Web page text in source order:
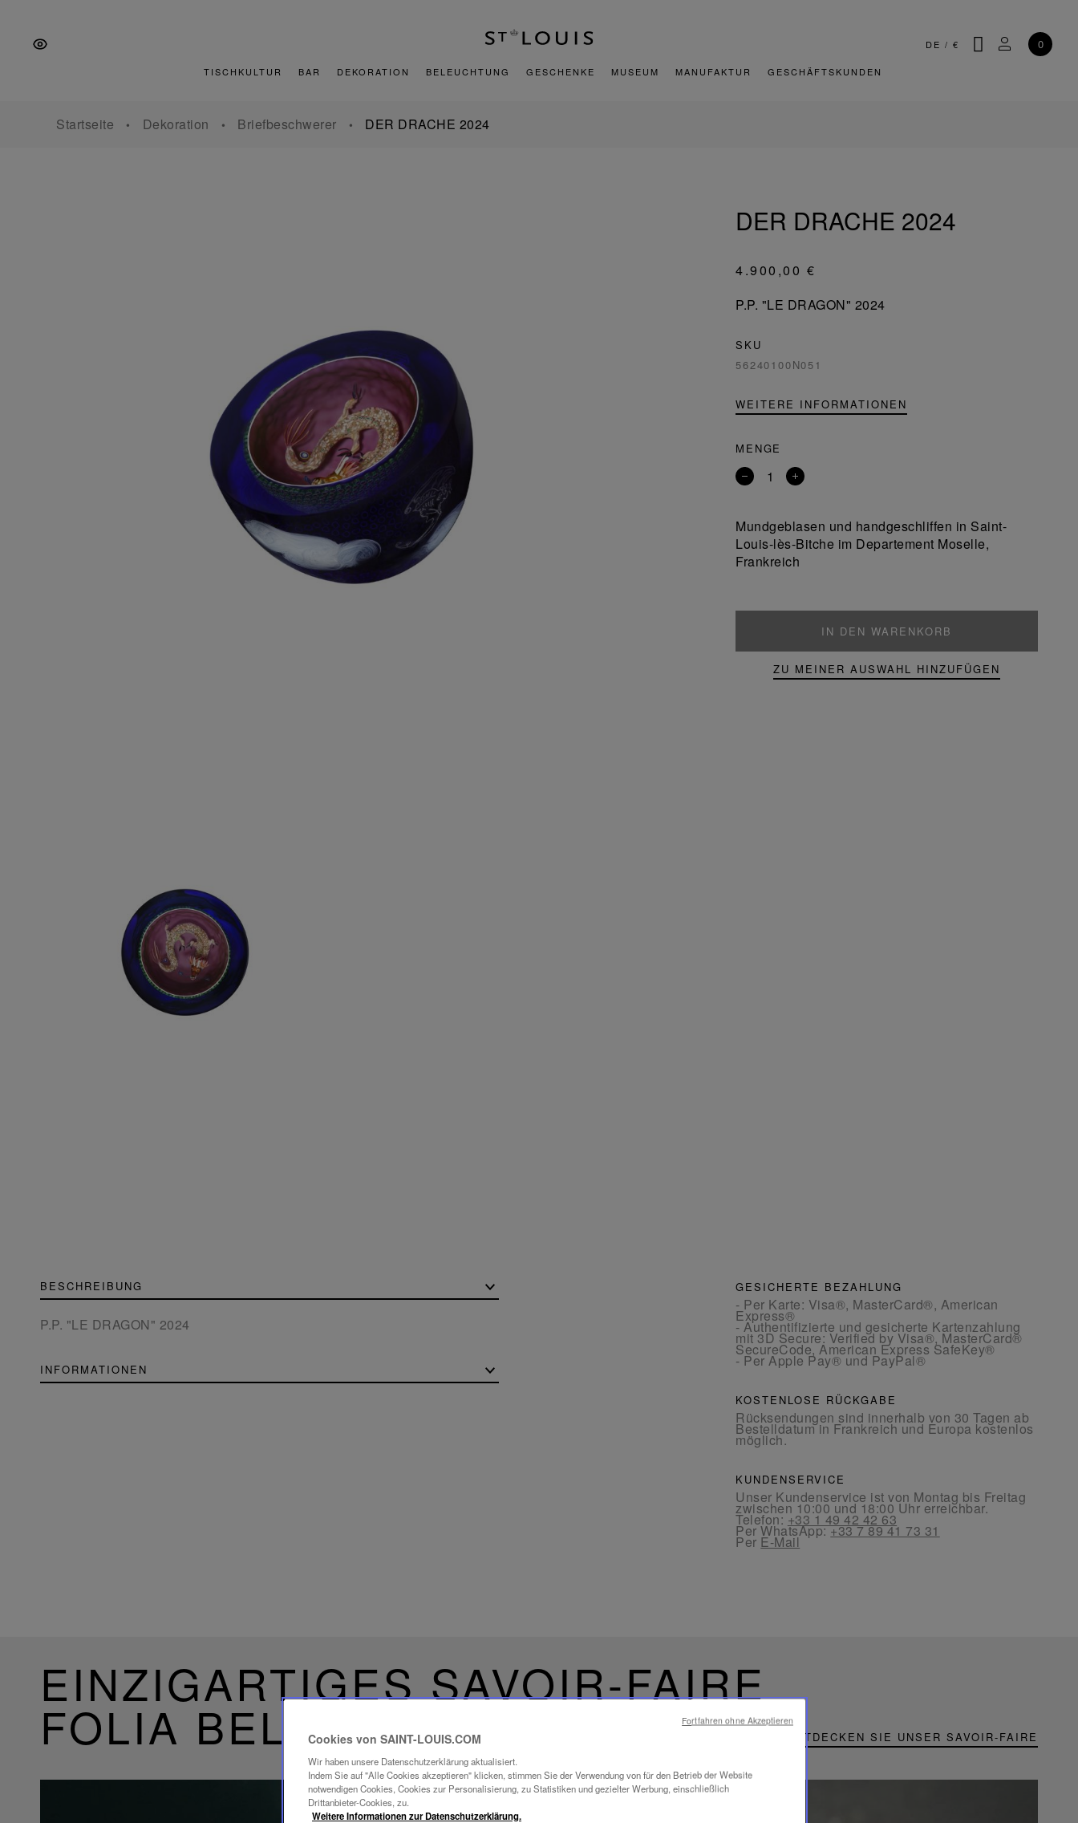
springen
springen
springen
DE / € SUCHEMEIN
0
TISCHKULTUR BAR DEKORATION BELEUCHTUNG GESCHENKE MUSEUM MANUFAKTUR GESCHÄFTSKUNDEN
Startseite Dekoration Briefbeschwerer DER DRACHE 2024
DER DRACHE 2024
4.900,00 €
P.P. "LE DRAGON" 2024
SKU
56240100N051
WEITERE INFORMATIONEN
MENGE
Entfernen
Produkt
Ein
Mundgeblasen und handgeschliffen in Saint-
Louis-lès-Bitche im Departement Moselle,
Frankreich
IN DEN WARENKORB
ZU MEINER AUSWAHL HINZUFÜGEN
BESCHREIBUNG
P.P. "LE DRAGON" 2024
INFORMATIONEN
GESICHERTE BEZAHLUNG
- Per Karte: Visa®, MasterCard®, American
Express®
- Authentifizierte und gesicherte Kartenzahlung
mit 3D Secure: Verified by Visa®, MasterCard®
SecureCode, American Express SafeKey®
- Per Apple Pay® und PayPal®
KOSTENLOSE RÜCKGABE
Rücksendungen sind innerhalb von 30 Tagen ab
Bestelldatum in Frankreich und Europa kostenlos
möglich.
KUNDENSERVICE
Unser Kundenservice ist von Montag bis Freitag
zwischen 10:00 und 18:00 Uhr erreichbar.
Telefon:+33 1 49 42 42 63
Per WhatsApp:+33 7 89 41 73 31
Per E-Mail
EINZIGARTIGES SAVOIR-FAIRE
FOLIA BELEUCHTUNG ENTDECKEN SIE UNSER SAVOIR-FAIRE
Cookies von SAINT-LOUIS.COM
Wir haben unsere Datenschutzerklärung aktualisiert.
Indem Sie auf "Alle Cookies akzeptieren" klicken, stimmen Sie der Verwendung von für den Betrieb der Website
notwendigen Cookies, Cookies zur Personalisierung, zu Statistiken und gezielter Werbung, einschließlich
Drittanbieter-Cookies, zu.
Weitere Informationen zur Datenschutzerklärung.
Fortfahren ohne Akzeptieren